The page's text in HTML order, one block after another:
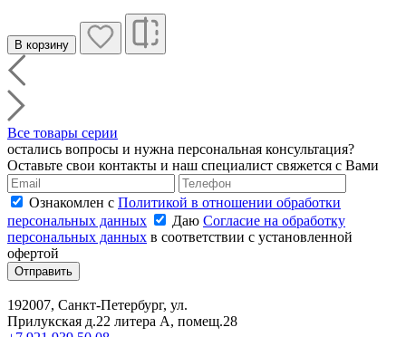
В корзину
Все товары серии
остались вопросы и нужна персональная консультация?
Оставьте свои контакты и наш специалист свяжется с Вами
Ознакомлен с Политикой в отношении обработки
персональных данных
Даю Согласие на обработку
персональных данных в соответствии с установленной
офертой
Отправить
192007, Санкт-Петербург, ул.
Прилукская д.22 литера А, помещ.28